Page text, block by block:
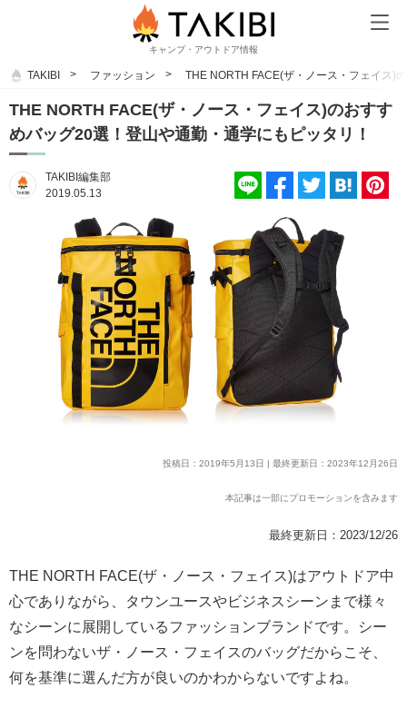
キャンプ・アウトドア情報
TAKIBI ファッション THE NORTH FACE(ザ・ノース・フェイス)
THE NORTH FACE(ザ・ノース・フェイス)のおすす
めバッグ20選！登山や通勤・通学にもピッタリ！
TAKIBI編集部
2019.05.13
投稿日：2019年5月13日 | 最終更新日：2023年12月26日
本記事は一部にプロモーションを含みます
最終更新日：2023/12/26
THE NORTH FACE(ザ・ノース・フェイス)はアウトドア中
心でありながら、タウンユースやビジネスシーンまで様々
なシーンに展開しているファッションブランドです。シー
ンを問わないザ・ノース・フェイスのバッグだからこそ、
何を基準に選んだ方が良いのかわからないですよね。